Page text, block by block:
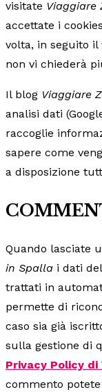
visitate Viaggiare
accettate i
volta, in seguito il
non vi chiederà
Il blog Viaggiare
analisi dati
raccoglie
sapere come
a disposizione
Quando lasciate
in Spalla i dati
trattati in
permette di
caso sia già
sulla gestione di
Privacy Policy di
commento